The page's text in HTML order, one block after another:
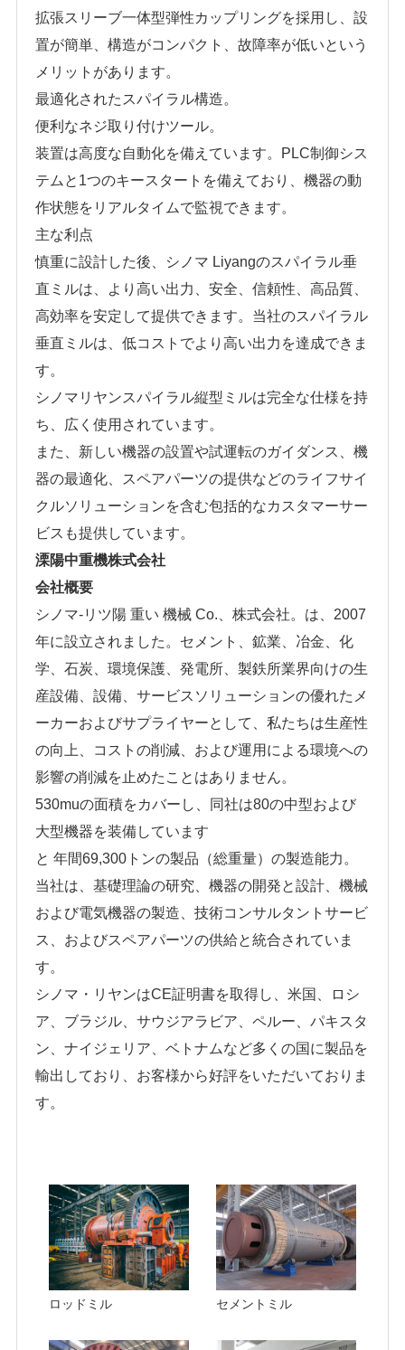
拡張スリーブ一体型弾性カップリングを採用し、設
置が簡単、構造がコンパクト、故障率が低いという
メリットがあります。
最適化されたスパイラル構造。
便利なネジ取り付けツール。
装置は高度な自動化を備えています。PLC制御シス
テムと1つのキースタートを備えており、機器の動
作状態をリアルタイムで監視できます。
主な利点
慎重に設計した後、シノマ Liyangのスパイラル垂
直ミルは、より高い出力、安全、信頼性、高品質、
高効率を安定して提供できます。当社のスパイラル
垂直ミルは、低コストでより高い出力を達成できま
す。
シノマリヤンスパイラル縦型ミルは完全な仕様を持
ち、広く使用されています。
また、新しい機器の設置や試運転のガイダンス、機
器の最適化、スペアパーツの提供などのライフサイ
クルソリューションを含む包括的なカスタマーサー
ビスも提供しています。
溧陽中重機株式会社
会社概要
シノマ-リツ陽 重い 機械 Co.、株式会社。は、2007
年に設立されました。セメント、鉱業、冶金、化
学、石炭、環境保護、発電所、製鉄所業界向けの生
産設備、設備、サービスソリューションの優れたメ
ーカーおよびサプライヤーとして、私たちは生産性
の向上、コストの削減、および運用による環境への
影響の削減を止めたことはありません。
530muの面積をカバーし、同社は80の中型および
大型機器を装備しています
と 年間69,300トンの製品（総重量）の製造能力。
当社は、基礎理論の研究、機器の開発と設計、機械
および電気機器の製造、技術コンサルタントサービ
ス、およびスペアパーツの供給と統合されていま
す。
シノマ・リヤンはCE証明書を取得し、米国、ロシ
ア、ブラジル、サウジアラビア、ペルー、パキスタ
ン、ナイジェリア、ベトナムなど多くの国に製品を
輸出しており、お客様から好評をいただいておりま
す。
ロッドミル セメントミル